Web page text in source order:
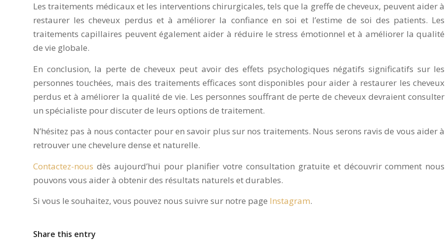
Les traitements médicaux et les interventions chirurgicales, tels que la greffe de cheveux, peuvent aider à
restaurer les cheveux perdus et à améliorer la confiance en soi et l’estime de soi des patients. Les
traitements capillaires peuvent également aider à réduire le stress émotionnel et à améliorer la qualité
de vie globale.
En conclusion, la perte de cheveux peut avoir des effets psychologiques négatifs significatifs sur les
personnes touchées, mais des traitements efficaces sont disponibles pour aider à restaurer les cheveux
perdus et à améliorer la qualité de vie. Les personnes souffrant de perte de cheveux devraient consulter
un spécialiste pour discuter de leurs options de traitement.
N’hésitez pas à nous contacter pour en savoir plus sur nos traitements. Nous serons ravis de vous aider à
retrouver une chevelure dense et naturelle.
Contactez-nous dès aujourd’hui pour planifier votre consultation gratuite et découvrir comment nous
pouvons vous aider à obtenir des résultats naturels et durables.
Si vous le souhaitez, vous pouvez nous suivre sur notre page Instagram.
Share this entry